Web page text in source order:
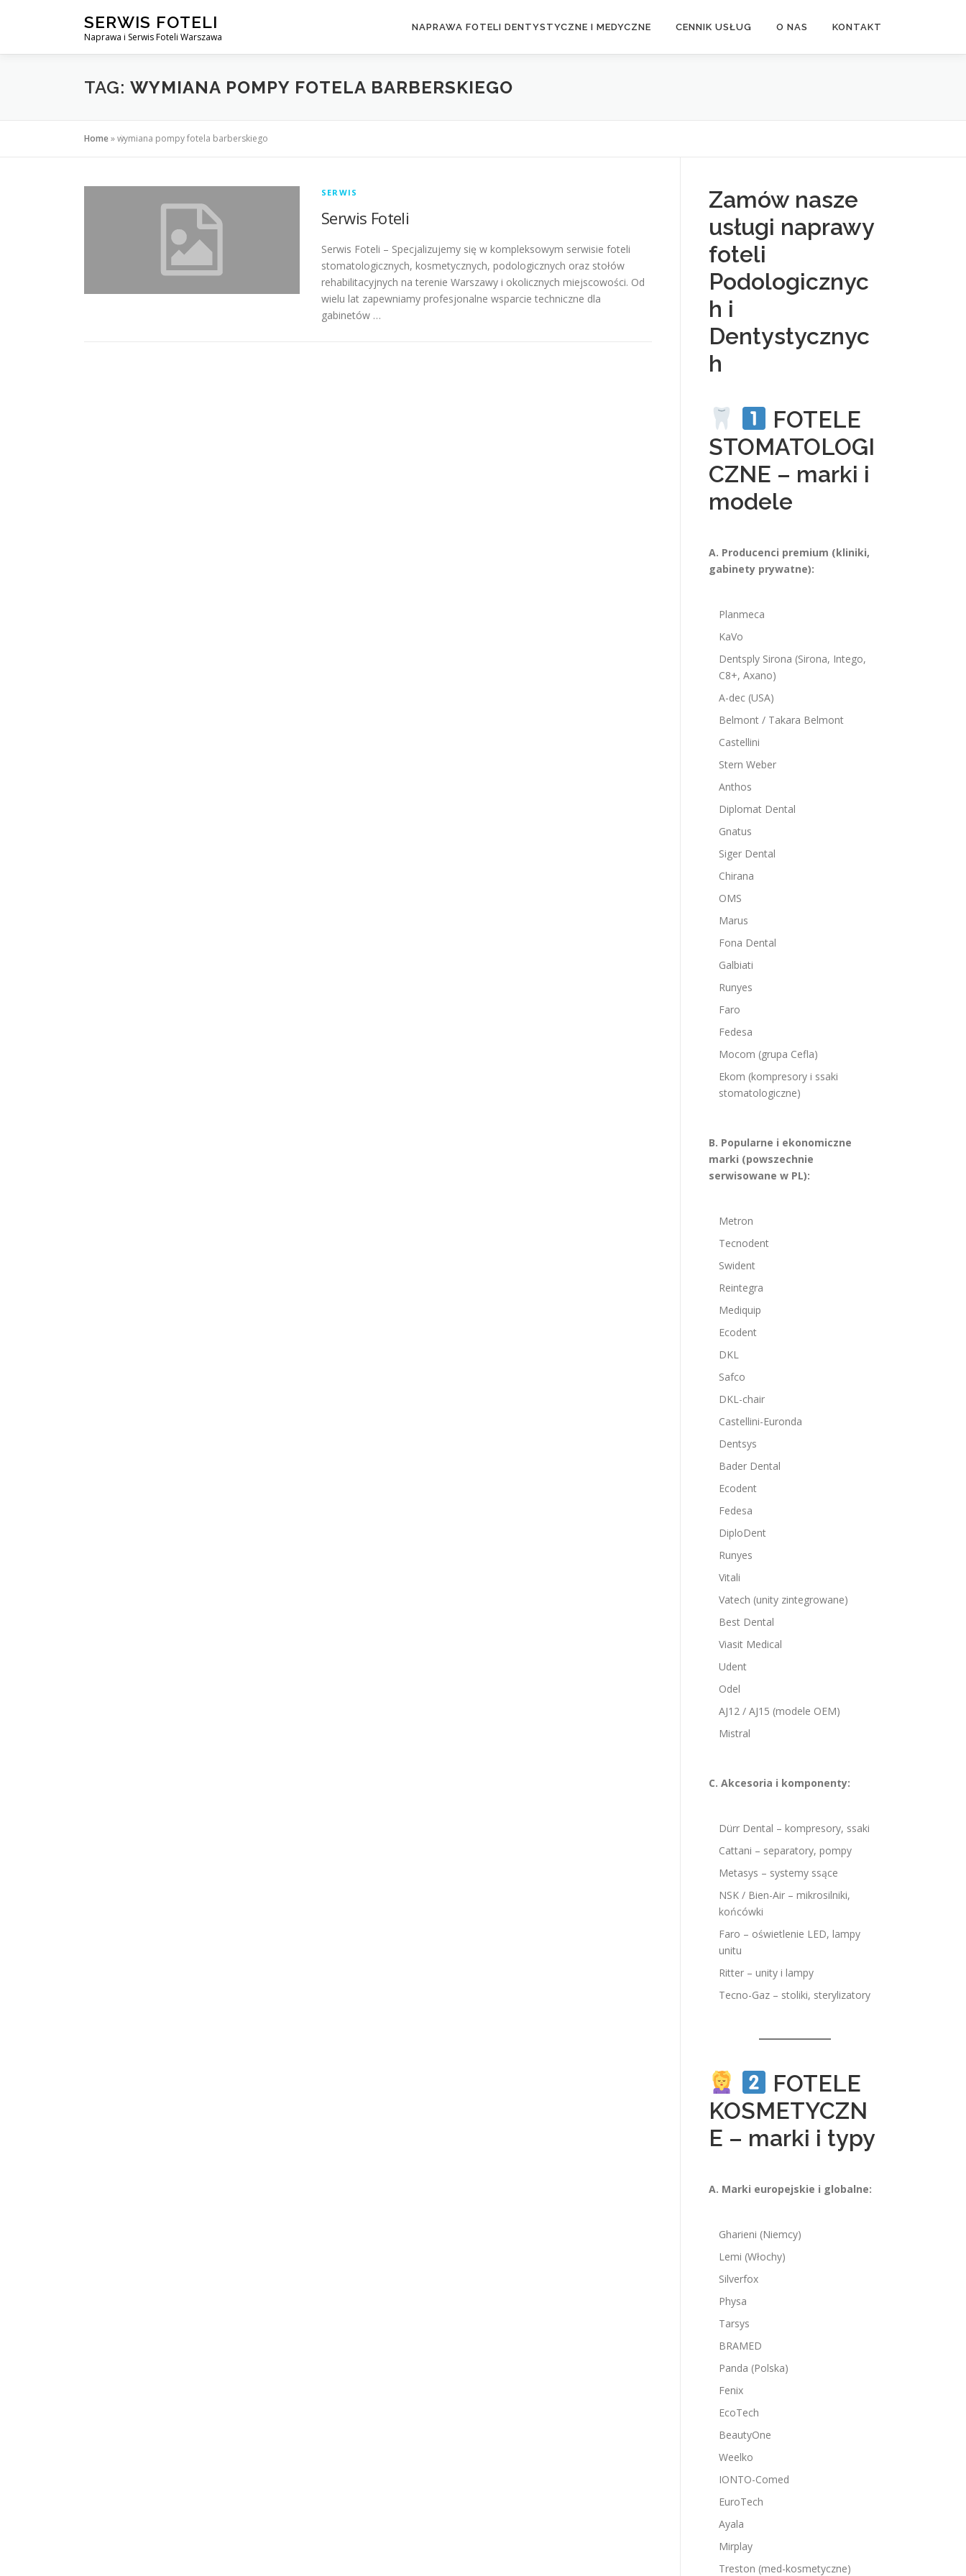
SERWIS FOTELI
Naprawa i Serwis Foteli Warszawa
NAPRAWA FOTELI DENTYSTYCZNE I MEDYCZNE CENNIK USŁUG O NAS KONTAKT
TAG: WYMIANA POMPY FOTELA BARBERSKIEGO
Home»wymiana pompy fotela barberskiego
SERWIS
Serwis Foteli
Serwis Foteli – Specjalizujemy się w kompleksowym serwisie foteli
stomatologicznych, kosmetycznych, podologicznych oraz stołów
rehabilitacyjnych na terenie Warszawy i okolicznych miejscowości. Od
wielu lat zapewniamy profesjonalne wsparcie techniczne dla
gabinetów …
Zamów nasze
usługi naprawy
foteli
Podologicznyc
h i
Dentystycznyc
h
FOTELE
STOMATOLOGI
CZNE – marki i
modele
A. Producenci premium (kliniki,
gabinety prywatne):
Planmeca
KaVo
Dentsply Sirona (Sirona, Intego,
C8+, Axano)
A-dec (USA)
Belmont / Takara Belmont
Castellini
Stern Weber
Anthos
Diplomat Dental
Gnatus
Siger Dental
Chirana
OMS
Marus
Fona Dental
Galbiati
Runyes
Faro
Fedesa
Mocom (grupa Cefla)
Ekom (kompresory i ssaki
stomatologiczne)
B. Popularne i ekonomiczne
marki (powszechnie
serwisowane w PL):
Metron
Tecnodent
Swident
Reintegra
Mediquip
Ecodent
DKL
Safco
DKL-chair
Castellini-Euronda
Dentsys
Bader Dental
Ecodent
Fedesa
DiploDent
Runyes
Vitali
Vatech (unity zintegrowane)
Best Dental
Viasit Medical
Udent
Odel
AJ12 / AJ15 (modele OEM)
Mistral
C. Akcesoria i komponenty:
Dürr Dental – kompresory, ssaki
Cattani – separatory, pompy
Metasys – systemy ssące
NSK / Bien-Air – mikrosilniki,
końcówki
Faro – oświetlenie LED, lampy
unitu
Ritter – unity i lampy
Tecno-Gaz – stoliki, sterylizatory
FOTELE
KOSMETYCZN
E – marki i typy
A. Marki europejskie i globalne:
Gharieni (Niemcy)
Lemi (Włochy)
Silverfox
Physa
Tarsys
BRAMED
Panda (Polska)
Fenix
EcoTech
BeautyOne
Weelko
IONTO-Comed
EuroTech
Ayala
Mirplay
Treston (med-kosmetyczne)